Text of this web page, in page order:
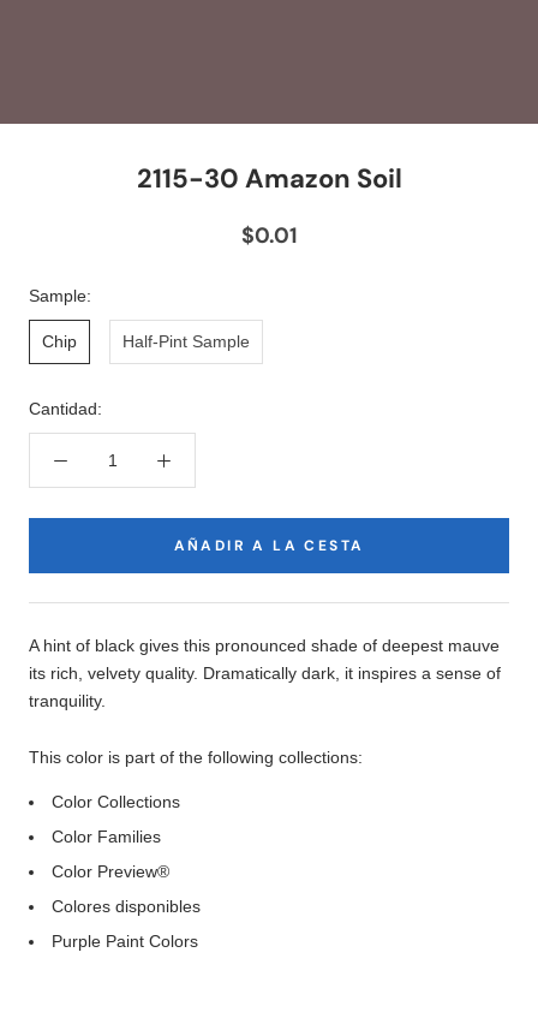
2115-30 Amazon Soil
$0.01
Sample:
Chip Half-Pint Sample
Cantidad:
AÑADIR A LA CESTA
Description
A hint of black gives this pronounced shade of deepest mauve
its rich, velvety quality. Dramatically dark, it inspires a sense of
tranquility.
This color is part of the following collections:
Color Collections
Color Families
Color Preview®
Colores disponibles
Purple Paint Colors